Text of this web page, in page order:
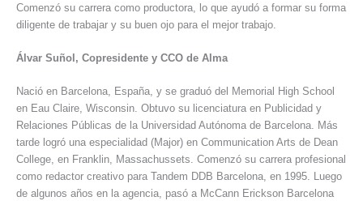
Comenzó su carrera como productora, lo que ayudó a formar su forma
diligente de trabajar y su buen ojo para el mejor trabajo.
Álvar Suñol, Copresidente y CCO de Alma
Nació en Barcelona, España, y se graduó del Memorial High School
en Eau Claire, Wisconsin. Obtuvo su licenciatura en Publicidad y
Relaciones Públicas de la Universidad Autónoma de Barcelona. Más
tarde logró una especialidad (Major) en Communication Arts de Dean
College, en Franklin, Massachussets. Comenzó su carrera profesional
como redactor creativo para Tandem DDB Barcelona, en 1995. Luego
de algunos años en la agencia, pasó a McCann Erickson Barcelona